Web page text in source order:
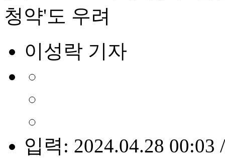
청약'도 우려
이성락 기자
입력: 2024.04.28 00:03